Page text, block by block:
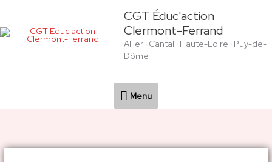
contenu
CGT Éduc'action
Clermont-Ferrand
Allier · Cantal · Haute-Loire · Puy-de-
Dôme
Menu
Menu